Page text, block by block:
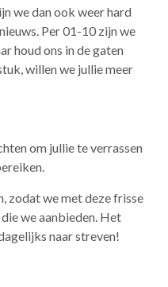
we dan ook weer hard
Per 01-10 zijn we
houd ons in de gaten
willen we jullie meer
om jullie te verrassen
zodat we met deze frisse
we aanbieden. Het
naar streven!